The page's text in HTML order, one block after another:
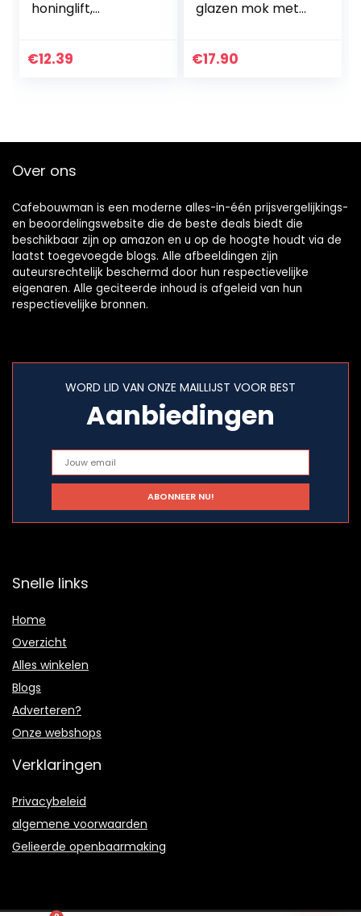
honinglift,
voor bruiloft,
ap
€12.39
glazen mok met
kantoormok,
€17.90
Over ons
Cafebouwman is een moderne alles-in-één prijsvergelijkings-
en beoordelingswebsite die de beste deals biedt die
beschikbaar zijn op amazon en u op de hoogte houdt via de
laatst toegevoegde blogs. Alle afbeeldingen zijn
auteursrechtelijk beschermd door hun respectievelijke
eigenaren. Alle geciteerde inhoud is afgeleid van hun
respectievelijke bronnen.
WORD LID VAN ONZE MAILLIJST VOOR BEST
Aanbiedingen
Snelle links
Home
Overzicht
Alles winkelen
Blogs
Adverteren?
Onze webshops
Verklaringen
Privacybeleid
algemene voorwaarden
Gelieerde openbaarmaking